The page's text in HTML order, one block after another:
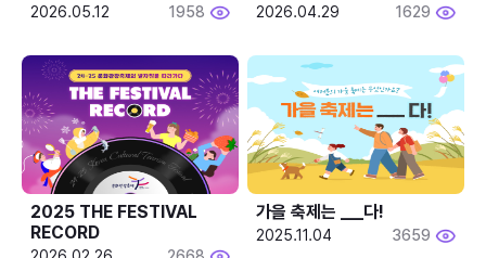
2026.05.12 1958 2026.04.29 1629
2025 THE FESTIVAL
RECORD
2025.11.04 3659